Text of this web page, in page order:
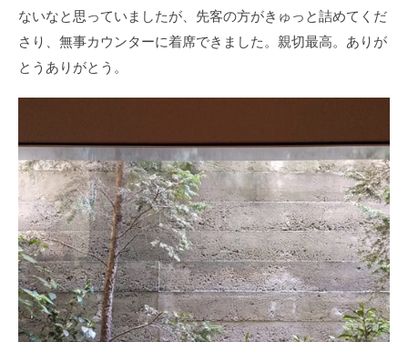
ないなと思っていましたが、先客の方がきゅっと詰めてくだ
さり、無事カウンターに着席できました。親切最高。ありが
とうありがとう。